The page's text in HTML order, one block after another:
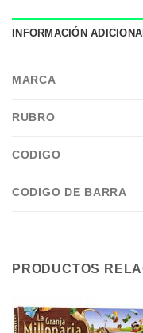
INFORMACIÓN
MARCA
RUBRO
CODIGO
CODIGO DE BARRA
PRODUCTOS